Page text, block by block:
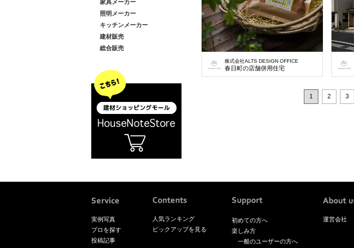
家具メーカー
照明メーカー
キッチンメーカー
建材販売
総合販売
株式会社ALTS DESIGN OFFICE
春日町の店舗併用住宅
1 2 3
実例写真
プロを探す
投稿記事
人気ランキング
ピックアップを見る
初めての方へ
楽しみ方
一般のユーザーの方へ
運営会社